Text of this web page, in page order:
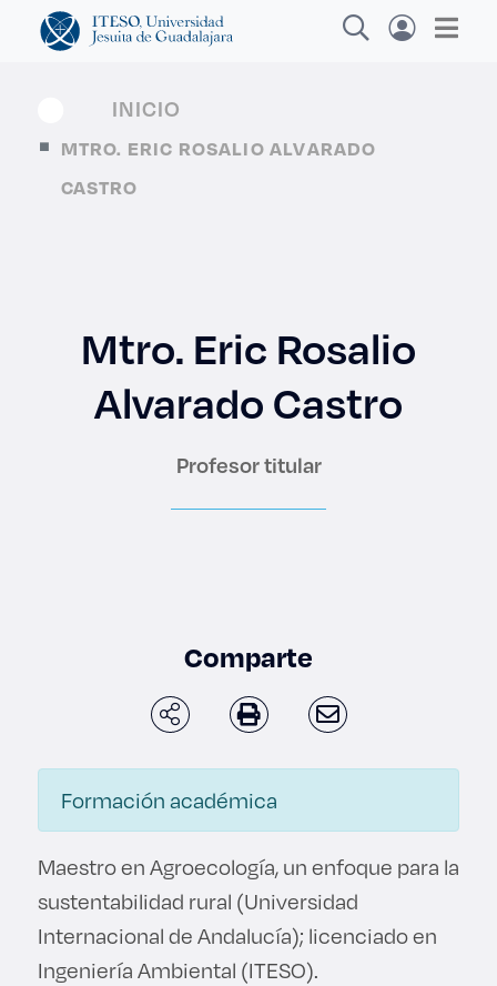
Explora sitios web, programas académicos,
Enlaces de interés
Derecho
Lo más buscado
Carreras
INICIO
MTRO. ERIC ROSALIO ALVARADO
CASTRO
Mtro. Eric Rosalio
Alvarado Castro
Profesor titular
Comparte
Formación académica
Maestro en Agroecología, un enfoque para la
sustentabilidad rural (Universidad
Internacional de Andalucía); licenciado en
Ingeniería Ambiental (ITESO).